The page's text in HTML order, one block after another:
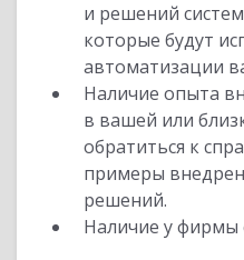
и решений
которые будут
автоматизации
Наличие опыта
в вашей или
обратиться к
примеры
решений.
Наличие у фирмы